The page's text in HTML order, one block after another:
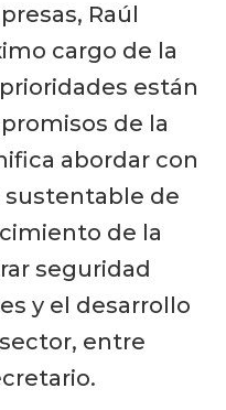
Raúl
cargo de la
están
de la
abordar con
de
de la
seguridad
y el desarrollo
entre